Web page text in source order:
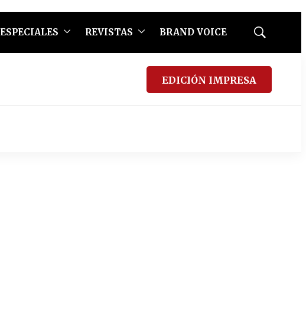
ESPECIALES REVISTAS BRAND VOICE
Mostrar
EDICIÓN IMPRESA